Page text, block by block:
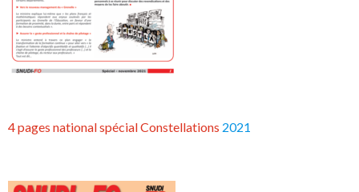
4 pages national spécial Constellations 2021